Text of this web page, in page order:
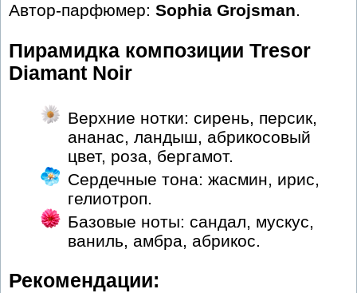
Автор-парфюмер: Sophia Grojsman.
Пирамидка композиции Tresor
Diamant Noir
Верхние нотки: сирень, персик,
ананас, ландыш, абрикосовый
цвет, роза, бергамот.
Сердечные тона: жасмин, ирис,
гелиотроп.
Базовые ноты: сандал, мускус,
ваниль, амбра, абрикос.
Рекомендации: